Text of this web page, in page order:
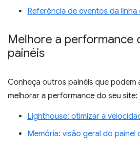
Referência de eventos da
Melhore a performance
painéis
Conheça outros painéis que podem
melhorar a performance do seu site:
Lighthouse: otimizar a
Memória: visão geral do painel